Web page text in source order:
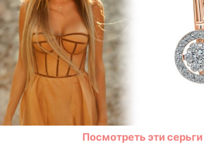
Посмотреть эти